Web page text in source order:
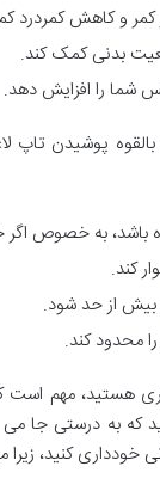
کمر و کاهش کمردرد
بدنی کمک کند.
شما را افزایش دهد.
پوشیدن تاپ
باشد، به خصوص
کند.
بیش از حد شود.
محدود کند.
هستید، مهم است
که به درستی جا می
کنید، زیرا